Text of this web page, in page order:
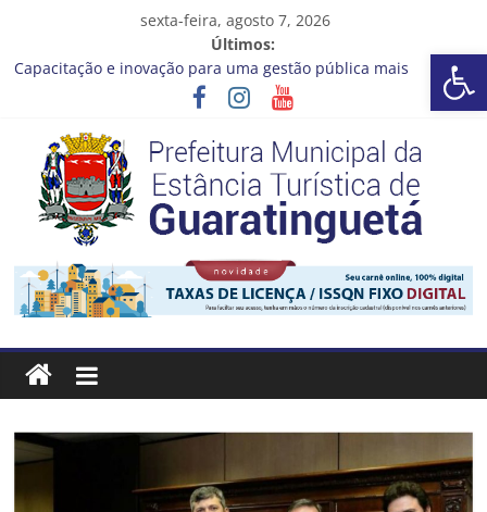
Barra de Ferramentas Aberta
sexta-feira, agosto 7, 2026
Últimos:
Capacitação e inovação para uma gestão pública mais
Seu próximo emprego pode estar mais perto do que você
imagina
Novo curso no Qualifica Guará
Prefeitura de Guaratinguetá divulga novo cronograma dos
editais da PNAB
Guaratinguetá realizará ação de vacinação contra a Febre
Amarela na região da Rocinha
Prefeitura
Estância
Turística
Guaratinguetá
Prefeitura